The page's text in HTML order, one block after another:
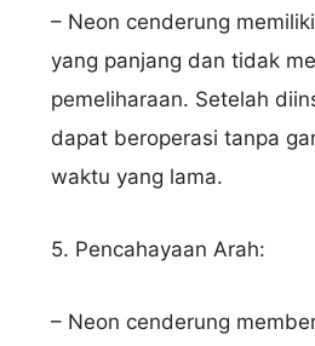
– Neon cenderung
yang panjang dan tidak
pemeliharaan. Setelah
dapat beroperasi tanpa
waktu yang lama.
5. Pencahayaan Arah:
– Neon cenderung